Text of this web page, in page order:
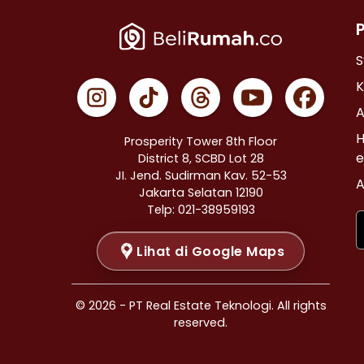
Properti Dijual di Johar Baru >
Properti Dijual di Menteng >
Properti Dijual di Tanah Abang >
Properti Dijual di Kramat >
Properti Dijual di Bendungan Hilir >
Properti Dijual di Jakarta Selatan >
Properti Dijual di Cilandak >
Properti Dijual di Gandaria Selatan >
Properti Dijual di Cipete Selatan >
Properti Dijual di Lenteng Agung >
Properti Dijual di Pondok Pinang >
Properti Dijual di Kebayoran Baru >
Properti Dijual di Mampang Prapatan >
Prosperity Tower 8th Floor
District 8, SCBD Lot 28
JI. Jend. Sudirman Kav. 52-53
Jakarta Selatan 12190
Telp: 021-38959193
Lihat di Google Maps
© 2026 - PT Real Estate Teknologi. All rights
reserved.